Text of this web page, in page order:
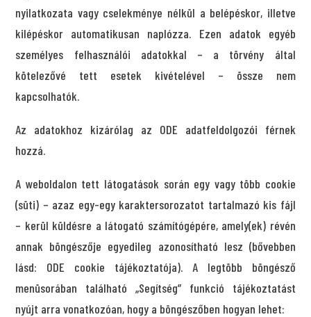
nyilatkozata vagy cselekménye nélkül a belépéskor, illetve
kilépéskor automatikusan naplózza. Ezen adatok egyéb
személyes felhasználói adatokkal – a törvény által
kötelezővé tett esetek kivételével – össze nem
kapcsolhatók.
Az adatokhoz kizárólag az ODE adatfeldolgozói férnek
hozzá.
A weboldalon tett látogatások során egy vagy több cookie
(süti) – azaz egy-egy karaktersorozatot tartalmazó kis fájl
– kerül küldésre a látogató számítógépére, amely(ek) révén
annak böngészője egyedileg azonosítható lesz (bővebben
lásd: ODE cookie tájékoztatója). A legtöbb böngésző
menüsorában található „Segítség” funkció tájékoztatást
nyújt arra vonatkozóan, hogy a böngészőben hogyan lehet: